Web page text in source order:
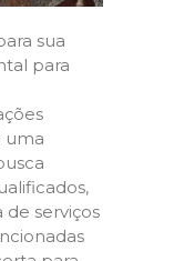
sua
para
uma
serviços